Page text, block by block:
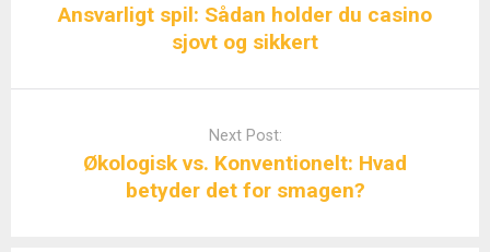
Ansvarligt spil: Sådan holder du casino
sjovt og sikkert
Next Post:
Økologisk vs. Konventionelt: Hvad
betyder det for smagen?